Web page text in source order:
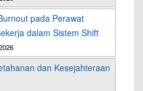
pada Perawat
dalam Sistem Shift
dan Kesejahteraan